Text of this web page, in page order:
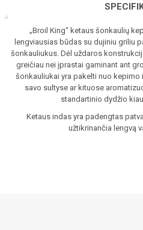
„Broil King“ ketaus šonkaulių
lengviausias būdas su dujiniu griliu
šonkauliukus. Dėl uždaros
greičiau nei įprastai gaminant ant
šonkauliukai yra pakelti nuo
savo sultyse ar kituose
standartinio dydžio
Ketaus indas yra padengtas
užtikrinančia lengvą